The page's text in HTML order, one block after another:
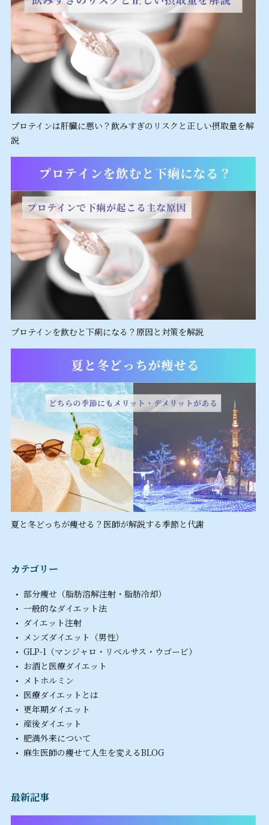
プロテインは肝臓に悪い？飲みすぎのリスクと正しい摂取量を解
説
プロテインを飲むと下痢になる？原因と対策を解説
夏と冬どっちが痩せる？医師が解説する季節と代謝
カテゴリー
部分痩せ（脂肪溶解注射・脂肪冷却）
一般的なダイエット法
ダイエット注射
メンズダイエット（男性）
GLP-1（マンジャロ・リベルサス・ウゴービ）
お酒と医療ダイエット
メトホルミン
医療ダイエットとは
更年期ダイエット
産後ダイエット
肥満外来について
麻生医師の痩せて人生を変えるBLOG
最新記事